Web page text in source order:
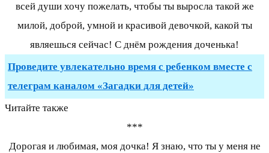
всей души хочу пожелать, чтобы ты выросла такой же
милой, доброй, умной и красивой девочкой, какой ты
являешься сейчас! С днём рождения доченька!
Проведите увлекательно время с ребенком вместе с
телеграм каналом «Загадки для детей»
Читайте также
***
Дорогая и любимая, моя дочка! Я знаю, что ты у меня не